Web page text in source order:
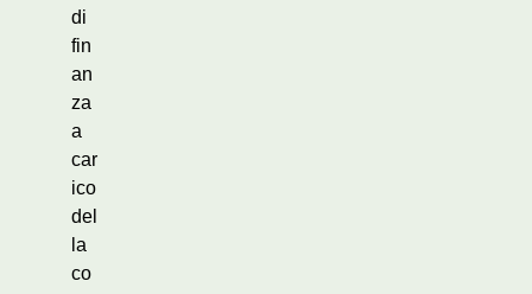
di
fin
an
za
a
car
ico
del
la
co